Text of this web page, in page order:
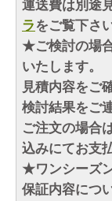
運送費は別途
ラをご覧下さい
★ご検討の場
いたします。
見積内容をご
検討結果をご
ご注文の場合
込みにてお支
★ワンシーズ
保証内容につ